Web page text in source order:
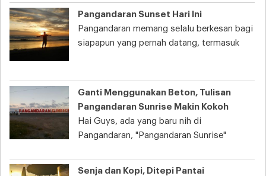
Pangandaran Sunset Hari Ini
Pangandaran memang selalu berkesan bagi
siapapun yang pernah datang, termasuk
Ganti Menggunakan Beton, Tulisan
Pangandaran Sunrise Makin Kokoh
Hai Guys, ada yang baru nih di
Pangandaran, "Pangandaran Sunrise"
Senja dan Kopi, Ditepi Pantai